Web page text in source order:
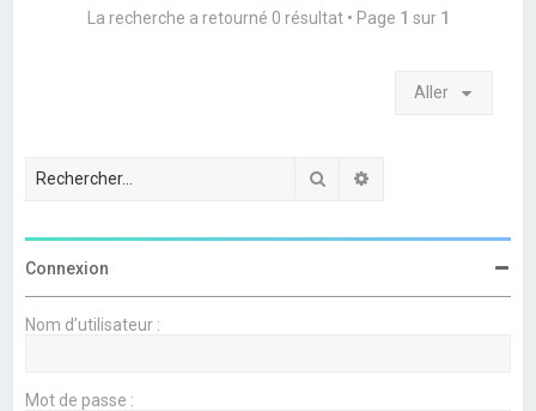
La recherche a retourné 0 résultat • Page 1 sur 1
Aller
Rechercher
Connexion
Nom d’utilisateur :
Mot de passe :